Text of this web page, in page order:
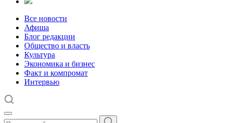
Все новости
Афиша
Блог редакции
Общество и власть
Культура
Экономика и бизнес
Факт и компромат
Интервью